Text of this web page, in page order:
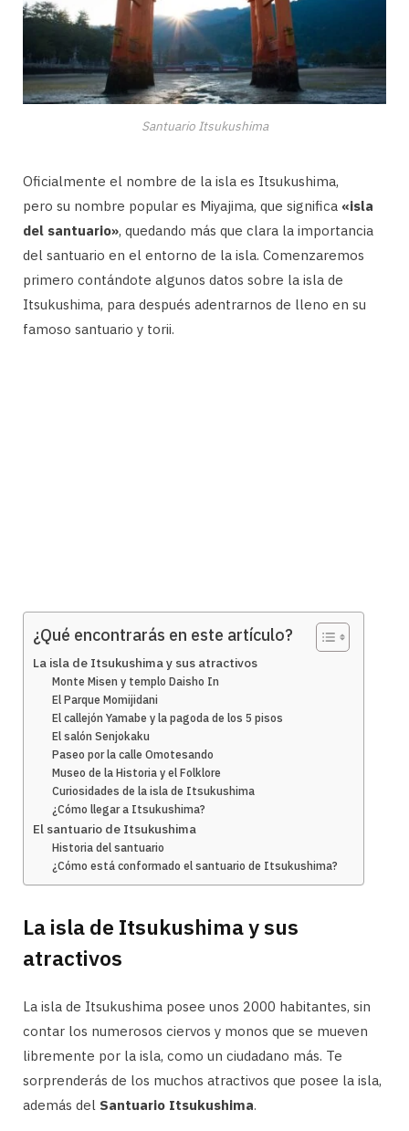
Santuario Itsukushima
Oficialmente el nombre de la isla es Itsukushima,
pero su nombre popular es Miyajima, que significa «isla
del santuario», quedando más que clara la importancia
del santuario en el entorno de la isla. Comenzaremos
primero contándote algunos datos sobre la isla de
Itsukushima, para después adentrarnos de lleno en su
famoso santuario y torii.
¿Qué encontrarás en este artículo?
La isla de Itsukushima y sus atractivos
Monte Misen y templo Daisho In
El Parque Momijidani
El callejón Yamabe y la pagoda de los 5 pisos
El salón Senjokaku
Paseo por la calle Omotesando
Museo de la Historia y el Folklore
Curiosidades de la isla de Itsukushima
¿Cómo llegar a Itsukushima?
El santuario de Itsukushima
Historia del santuario
¿Cómo está conformado el santuario de Itsukushima?
La isla de Itsukushima y sus
atractivos
La isla de Itsukushima posee unos 2000 habitantes, sin
contar los numerosos ciervos y monos que se mueven
libremente por la isla, como un ciudadano más. Te
sorprenderás de los muchos atractivos que posee la isla,
además del Santuario Itsukushima.